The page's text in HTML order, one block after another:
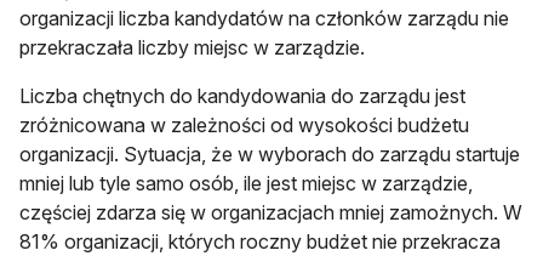
organizacji liczba kandydatów na członków zarządu nie
przekraczała liczby miejsc w zarządzie.
Liczba chętnych do kandydowania do zarządu jest
zróżnicowana w zależności od wysokości budżetu
organizacji. Sytuacja, że w wyborach do zarządu startuje
mniej lub tyle samo osób, ile jest miejsc w zarządzie,
częściej zdarza się w organizacjach mniej zamożnych. W
81% organizacji, których roczny budżet nie przekracza